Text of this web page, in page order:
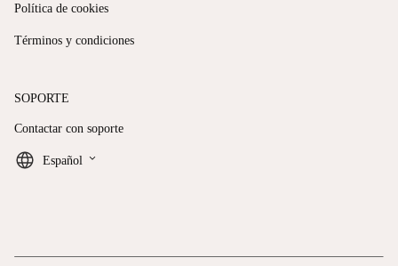
Política de cookies
Términos y condiciones
SOPORTE
Contactar con soporte
Español keyboard_arrow_down